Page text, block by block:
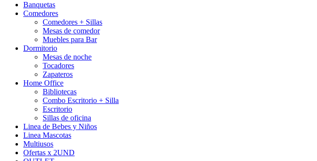
Banquetas
Comedores
Comedores + Sillas
Mesas de comedor
Muebles para Bar
Dormitorio
Mesas de noche
Tocadores
Zapateros
Home Office
Bibliotecas
Combo Escritorio + Silla
Escritorio
Sillas de oficina
Linea de Bebes y Niños
Linea Mascotas
Multiusos
Ofertas x 2UND